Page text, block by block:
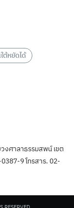
ต้หยัดได้
ศาลาธรรมสพน์ เขต
9 โทรสาร. 02-